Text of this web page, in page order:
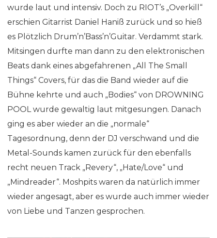
wurde laut und intensiv. Doch zu RIOT’s „Overkill“
erschien Gitarrist Daniel Haniß zurück und so hieß
es Plötzlich Drum’n’Bass’n’Guitar. Verdammt stark.
Mitsingen durfte man dann zu den elektronischen
Beats dank eines abgefahrenen „All The Small
Things“ Covers, für das die Band wieder auf die
Bühne kehrte und auch „Bodies“ von DROWNING
POOL wurde gewaltig laut mitgesungen. Danach
ging es aber wieder an die „normale“
Tagesordnung, denn der DJ verschwand und die
Metal-Sounds kamen zurück für den ebenfalls
recht neuen Track „Revery“, „Hate/Love“ und
„Mindreader“. Moshpits waren da natürlich immer
wieder angesagt, aber es wurde auch immer wieder
von Liebe und Tanzen gesprochen.